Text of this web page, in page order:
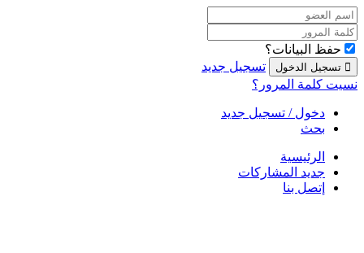
حفظ البيانات؟
تسجيل جديد
نسيت كلمة المرور؟
دخول / تسجيل جديد
بحث
الرئيسية
جديد المشاركات
إتصل بنا